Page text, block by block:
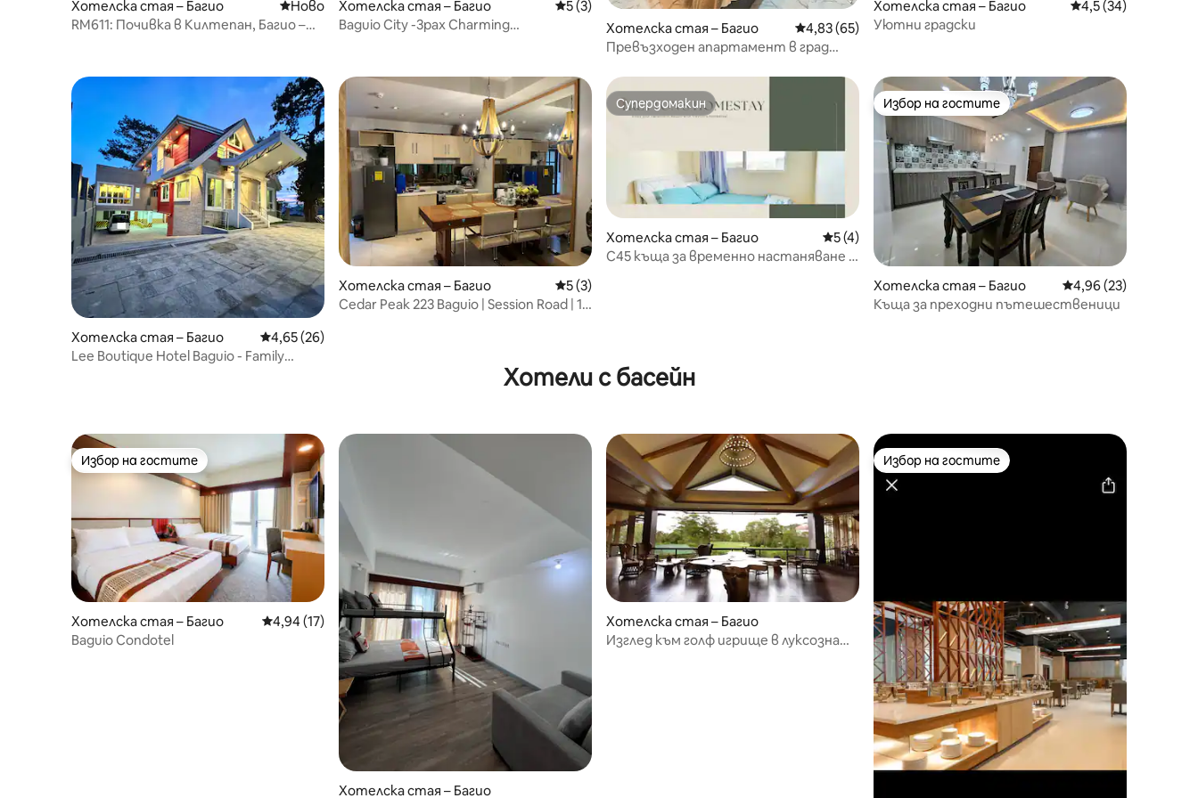
Хотелска стая – Багио Ново място за отсядане
Ново
RM611: Почивка в Килтепан, Багио –
Хотелска стая – Багио Средна оценка: 5 от 5, 3 отзива
5 (3)
Baguio City -3pax Charming
Хотелска стая – Багио Средна оценка: 4,83 от 5, 65 отзива
4,83 (65)
Превъзходен апартамент в град
Хотелска стая – Багио Средна оценка:
4,5 (34)
Уютни градски
Хотелска стая – Багио Средна оценка: 4,65 от 5, 26 отзива
4,65 (26)
Lee Boutique Hotel Baguio - Family
Хотелска стая – Багио Средна оценка: 5 от 5, 3 отзива
5 (3)
Cedar Peak 223 Baguio | Session Road | 1 –
Супердомакин
Супердомакин
Хотелска стая – Багио Средна оценка: 5 от 5, 4 отзива
5 (4)
C45 къща за временно настаняване в
Избор на гостите
Избор на гостите
Хотелска стая – Багио Средна оценка:
4,96 (23)
Къща за преходни пътешественици
Хотели с басейн
Избор на гостите
Избор на гостите
Хотелска стая – Багио Средна оценка: 4,94 от 5, 17 отзива
4,94 (17)
Baguio Condotel
Хотелска стая – Багио
Хотелска стая – Багио
Изглед към голф игрище в луксозна
Избор на гостите
Избор на гостите